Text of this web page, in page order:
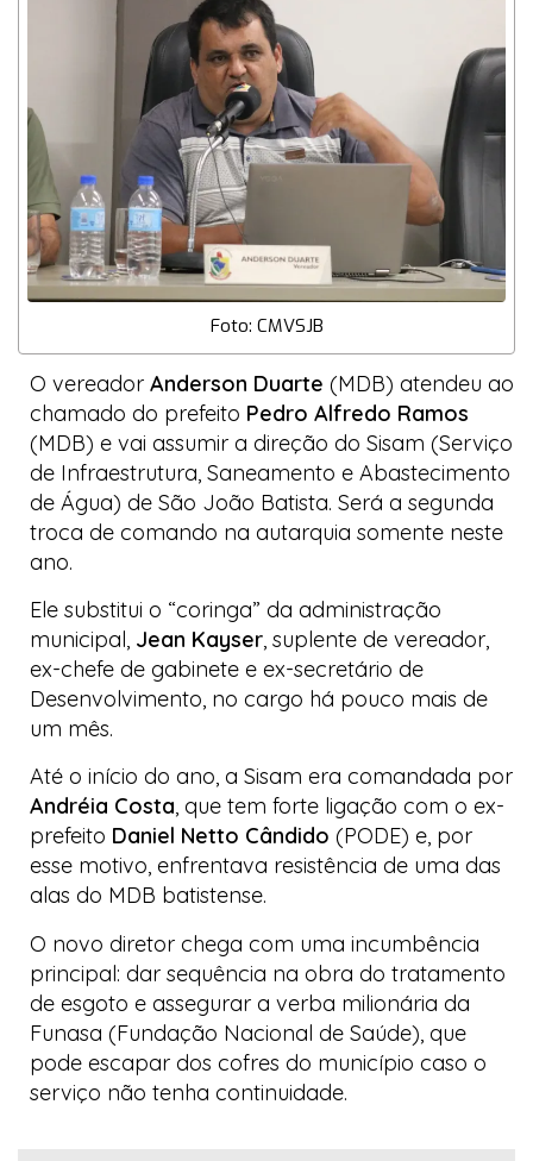
Foto: CMVSJB
O vereador Anderson Duarte (MDB) atendeu ao
chamado do prefeito Pedro Alfredo Ramos
(MDB) e vai assumir a direção do Sisam (Serviço
de Infraestrutura, Saneamento e Abastecimento
de Água) de São João Batista. Será a segunda
troca de comando na autarquia somente neste
ano.
Ele substitui o “coringa” da administração
municipal, Jean Kayser, suplente de vereador,
ex-chefe de gabinete e ex-secretário de
Desenvolvimento, no cargo há pouco mais de
um mês.
Até o início do ano, a Sisam era comandada por
Andréia Costa, que tem forte ligação com o ex-
prefeito Daniel Netto Cândido (PODE) e, por
esse motivo, enfrentava resistência de uma das
alas do MDB batistense.
O novo diretor chega com uma incumbência
principal: dar sequência na obra do tratamento
de esgoto e assegurar a verba milionária da
Funasa (Fundação Nacional de Saúde), que
pode escapar dos cofres do município caso o
serviço não tenha continuidade.